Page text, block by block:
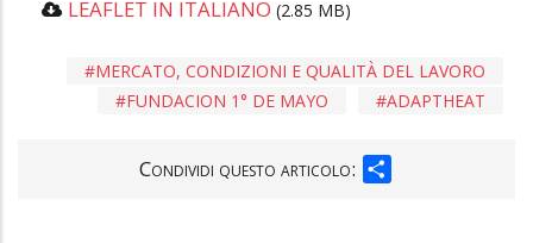
LEAFLET IN ITALIANO (2.85 MB)
MERCATO, CONDIZIONI E QUALITÀ DEL LAVORO
ADAPTHEAT
FUNDACION 1° DE MAYO
Condividi questo articolo: